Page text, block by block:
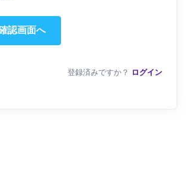
登録済みですか？ ログイン